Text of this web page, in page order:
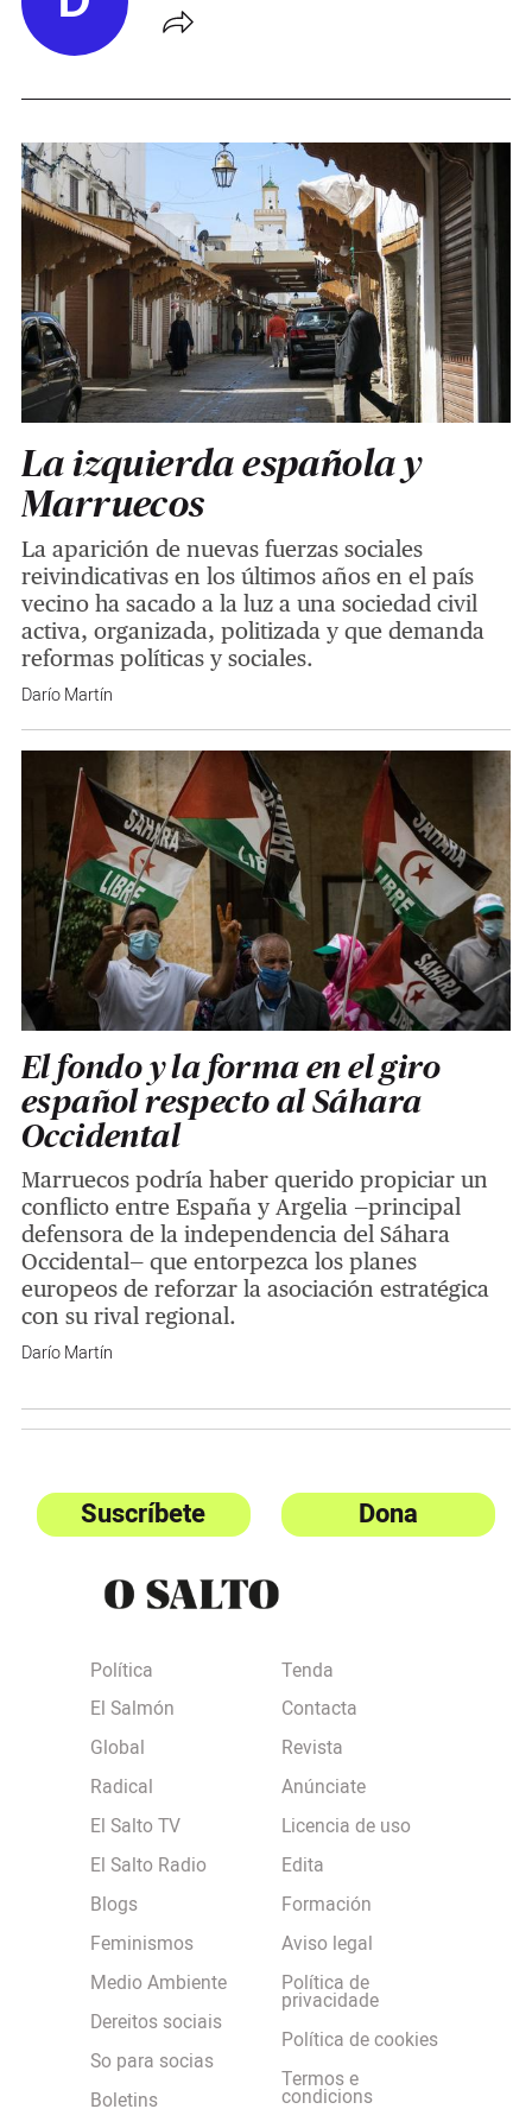
La izquierda española y
Marruecos
La aparición de nuevas fuerzas sociales
reivindicativas en los últimos años en el país
vecino ha sacado a la luz a una sociedad civil
activa, organizada, politizada y que demanda
reformas políticas y sociales.
Darío Martín
El fondo y la forma en el giro
español respecto al Sáhara
Occidental
Marruecos podría haber querido propiciar un
conflicto entre España y Argelia —principal
defensora de la independencia del Sáhara
Occidental— que entorpezca los planes
europeos de reforzar la asociación estratégica
con su rival regional.
Darío Martín
Suscríbete Dona
Política
El Salmón
Global
Radical
El Salto TV
El Salto Radio
Blogs
Feminismos
Medio Ambiente
Dereitos sociais
So para socias
Boletins
Tenda
Contacta
Revista
Anúnciate
Licencia de uso
Edita
Formación
Aviso legal
Política de
privacidade
Política de cookies
Termos e
condicions